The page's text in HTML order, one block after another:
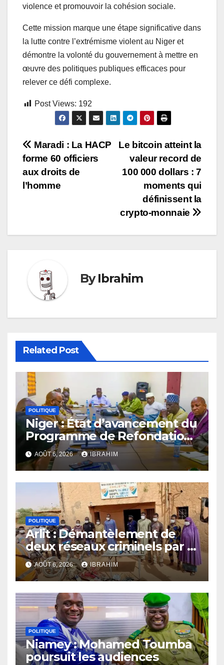
violence et promouvoir la cohésion sociale.
Cette mission marque une étape significative dans
la lutte contre l’extrémisme violent au Niger et
démontre la volonté du gouvernement à mettre en
œuvre des politiques publiques efficaces pour
relever ce défi complexe.
Post Views: 192
Navigation
de
l’article
Le bitcoin atteint la
valeur record de
100 000 dollars : 7
moments qui
définissent la
crypto-monnaie
Maradi : La HACP
forme 60 officiers
aux droits de
l’homme
ByIbrahim
Related Post
POLITIQUE
Niger : État d’avancement du
Programme de Refondation
à mi-parcours
AOÛT 6, 2026 IBRAHIM
POLITIQUE
Arlit : Démantèlement de
deux réseaux criminels par la
police d’Akokan
AOÛT 6, 2026 IBRAHIM
POLITIQUE
Niamey : Mohamed Toumba
poursuit les audiences